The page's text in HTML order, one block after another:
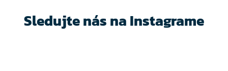
Sledujte nás na Instagrame